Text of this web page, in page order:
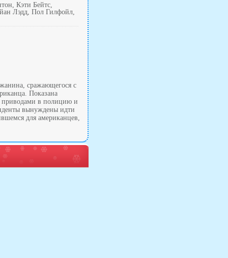
Кэти Бейтс,
Лэдд, Пол Гилфойл,
сражающегося с
Показана
приводами в полицию и
вынуждены идти
для американцев,